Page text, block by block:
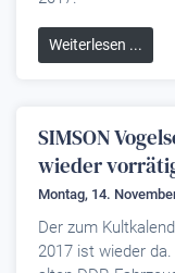
Weiterlesen ...
SIMSON
wieder
Montag, 14.
Der zum
2017 ist wieder